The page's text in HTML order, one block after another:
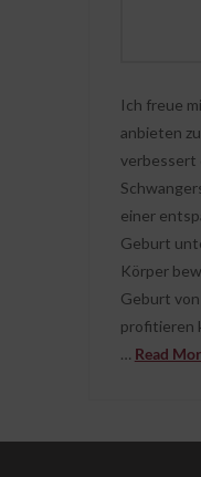
Ich freue
anbieten
verbessert
einer
Geburt
Körper
Geburt
profitieren
… Read